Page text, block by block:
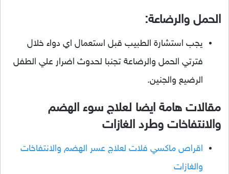
الحمل والرضاعة:
يجب استشارة الطبيب قبل استعمال اي دواء خلال
فترتي الحمل والرضاعة تجنبا لحدوث اضرار علي الطفل
الرضيع والجنين.
مقالات هامة ايضا لعلاج سوء الهضم
والانتفاخات وطرد الغازات
اقراص ماكسي فلات لعلاج عسر الهضم والانتفاخات
والغازات